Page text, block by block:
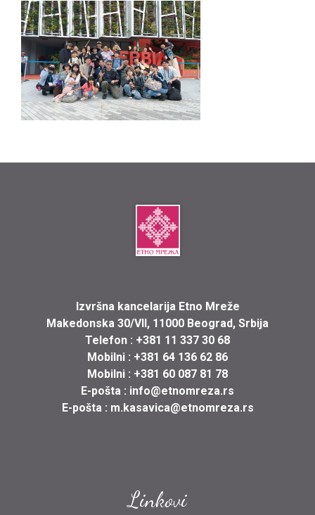
Izvršna kancelarija Etno Mreže
Makedonska 30/VII, 11000 Beograd, Srbija
Telefon : +381 11 337 30 68
Mobilni : +381 64 136 62 86
Mobilni : +381 60 087 81 78
E-pošta : info@etnomreza.rs
E-pošta : m.kasavica@etnomreza.rs
Linkovi